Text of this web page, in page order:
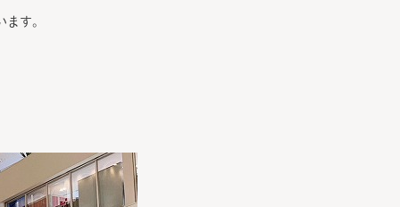
す。